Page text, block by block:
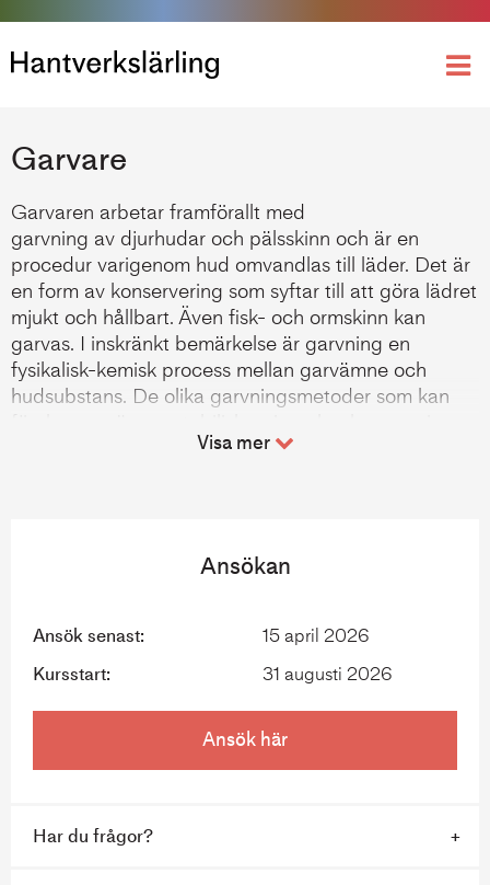
Yrkeshögskoleutbildning
Garvare
Garvaren arbetar framförallt med
garvning av djurhudar och pälsskinn och är en
procedur varigenom hud omvandlas till läder. Det är
en form av konservering som syftar till att göra lädret
mjukt och hållbart. Även fisk- och ormskinn kan
garvas. I inskränkt bemärkelse är garvning en
fysikalisk-kemisk process mellan garvämne och
hudsubstans. De olika garvningsmetoder som kan
Visa mer
Ansökan
Ansök senast:
15 april 2026
Kursstart:
31 augusti 2026
Ansök här
Har du frågor?